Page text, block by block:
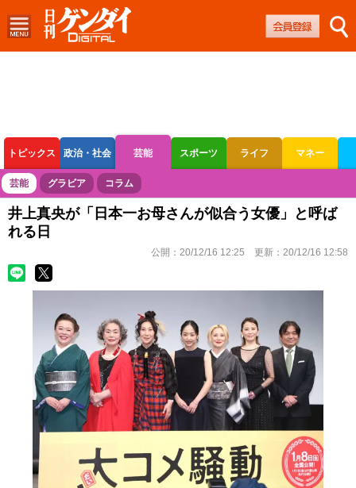
トピックス 政治・社会 芸能 スポーツ ライフ マネー
ボートレース 競輪 オートレース
芸能 グラビア コラム
井上真央が「日本一お母さんが似合う女優」と呼ば
れる日
公開： 20/12/16 12:25 更新： 20/12/16 12:58